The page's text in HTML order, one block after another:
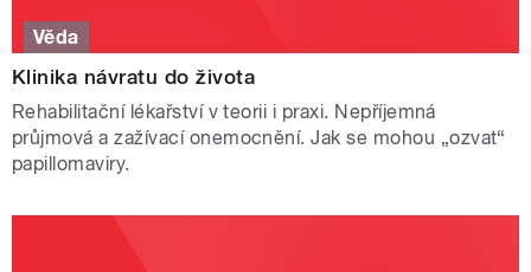
Věda
Klinika návratu do života
Rehabilitační lékařství v teorii i praxi. Nepříjemná
průjmová a zažívací onemocnění. Jak se mohou „ozvat“
papillomaviry.